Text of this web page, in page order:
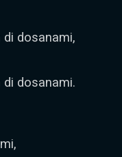
dosanami,
dosanami.